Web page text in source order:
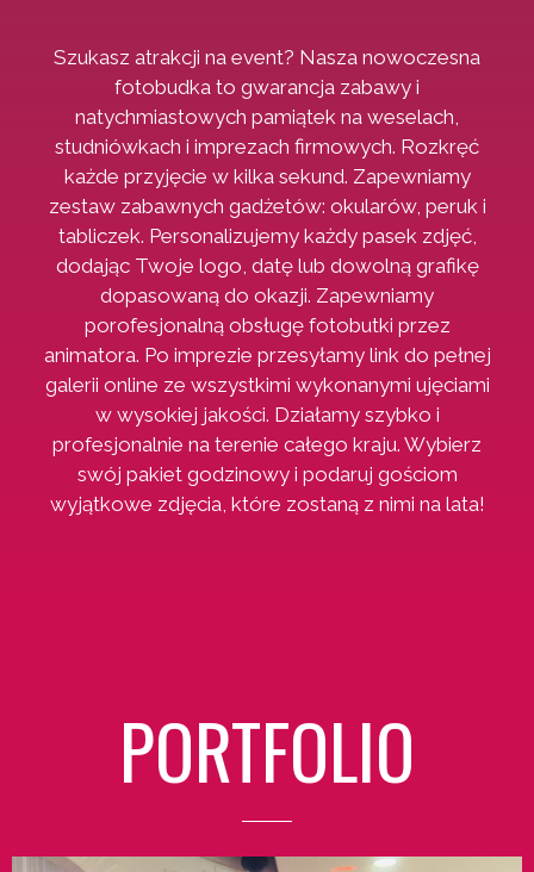
Szukasz atrakcji na event? Nasza nowoczesna
fotobudka to gwarancja zabawy i
natychmiastowych pamiątek na weselach,
studniówkach i imprezach firmowych. Rozkręć
każde przyjęcie w kilka sekund. Zapewniamy
zestaw zabawnych gadżetów: okularów, peruk i
tabliczek. Personalizujemy każdy pasek zdjęć,
dodając Twoje logo, datę lub dowolną grafikę
dopasowaną do okazji. Zapewniamy
porofesjonalną obsługę fotobutki przez
animatora. Po imprezie przesyłamy link do pełnej
galerii online ze wszystkimi wykonanymi ujęciami
w wysokiej jakości. Działamy szybko i
profesjonalnie na terenie całego kraju. Wybierz
swój pakiet godzinowy i podaruj gościom
wyjątkowe zdjęcia, które zostaną z nimi na lata!
PORTFOLIO